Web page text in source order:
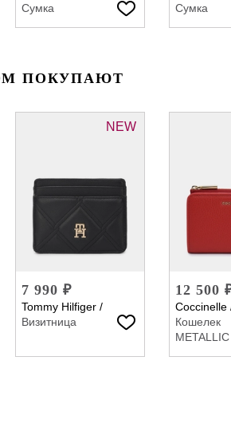
Сумка
Сумка
ПОКУПАЮТ
NEW
7 990 ₽
Tommy Hilfiger /
Визитница
12 500
Coccinelle
Кошелек